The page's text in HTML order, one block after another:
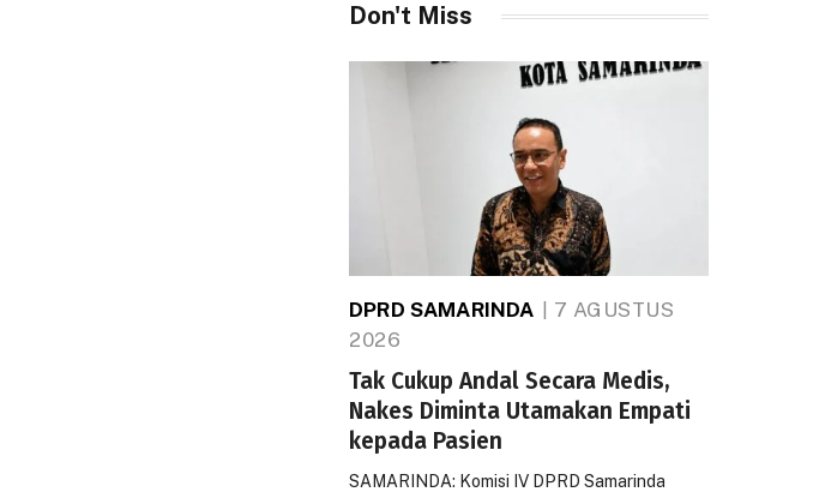
Don't Miss
DPRD SAMARINDA
7 AGUSTUS
2026
Tak Cukup Andal Secara Medis,
Nakes Diminta Utamakan Empati
kepada Pasien
SAMARINDA: Komisi IV DPRD Samarinda